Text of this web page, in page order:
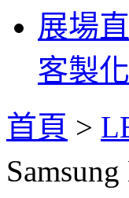
展場
客製
首頁 >